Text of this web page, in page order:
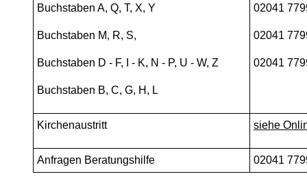
Buchstaben A, Q, T, X, Y
Buchstaben M, R, S,
Buchstaben D - F, I - K, N - P, U - W, Z
Buchstaben B, C, G, H, L
02041
02041
02041
Kirchenaustritt siehe
Anfragen Beratungshilfe 02041